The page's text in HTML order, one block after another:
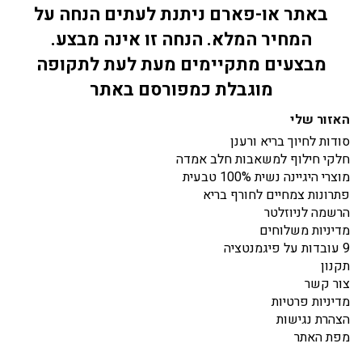
באתר או-פארם ניתנת לעתים הנחה על
המחיר המלא. הנחה זו אינה מבצע.
מבצעים מתקיימים מעת לעת לתקופה
מוגבלת כמפורסם באתר
האזור שלי
סודות לחיוך בריא ורענן
חלקי חילוף למשאבות חלב אמדה
מוצרי היגיינה נשית 100% טבעית
פתרונות צמחיים לחורף בריא
הרשמה לניוזלטר
מדיניות משלוחים
9 עובדות על פיגמנטציה
תקנון
צור קשר
מדיניות פרטיות
הצהרת נגישות
מפת האתר